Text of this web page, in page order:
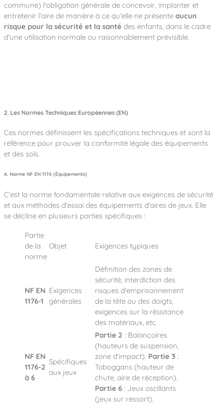
commune) l'obligation générale de concevoir, implanter et
entretenir l'aire de manière à ce qu'elle ne présente aucun
risque pour la sécurité et la santé des enfants, dans le cadre
d'une utilisation normale ou raisonnablement prévisible.
2. Les Normes Techniques Européennes (EN)
Ces normes définissent les spécifications techniques et sont la
référence pour prouver la conformité légale des équipements
et des sols.
A. Norme NF EN 1176 (Équipements)
C'est la norme fondamentale relative aux exigences de sécurité
et aux méthodes d'essai des équipements d'aires de jeux. Elle
se décline en plusieurs parties spécifiques :
Partie
de la
norme
Objet Exigences typiques
NF EN
1176-1
Exigences
générales
Définition des zones de
sécurité, interdiction des
risques d'emprisonnement
de la tête ou des doigts,
exigences sur la résistance
des matériaux, etc.
NF EN
1176-2
à 6
Spécifiques
aux jeux
Partie 2 : Balançoires
(hauteurs de suspension,
zone d'impact). Partie 3 :
Toboggans (hauteur de
chute, aire de réception).
Partie 6 : Jeux oscillants
(jeux sur ressort).